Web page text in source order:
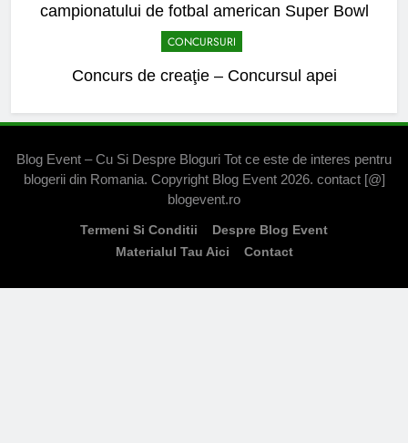
campionatului de fotbal american Super Bowl
CONCURSURI
Concurs de creaţie – Concursul apei
Blog Event – Cu Si Despre Bloguri Tot ce este de interes pentru
blogerii din Romania. Copyright Blog Event 2026. contact [@]
blogevent.ro
Termeni Si Conditii
Despre Blog Event
Materialul Tau Aici
Contact